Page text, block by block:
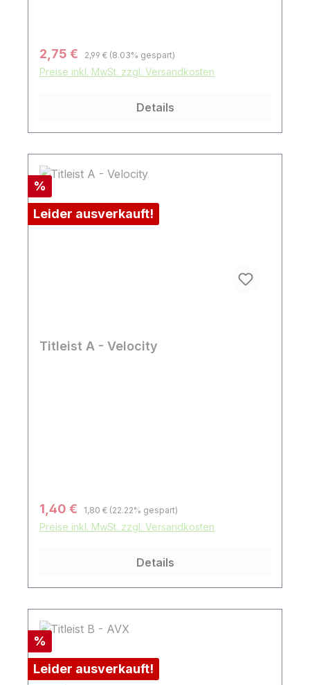
Verkaufspreis:
2,75 € Regulärer Preis:
2,99 € (8.03% gespart)
Preise inkl. MwSt. zzgl. Versandkosten
Details
Rabatt
%
Leider ausverkauft!
Titleist A - Velocity
Verkaufspreis:
1,40 € Regulärer Preis:
1,80 € (22.22% gespart)
Preise inkl. MwSt. zzgl. Versandkosten
Details
Rabatt
%
Leider ausverkauft!